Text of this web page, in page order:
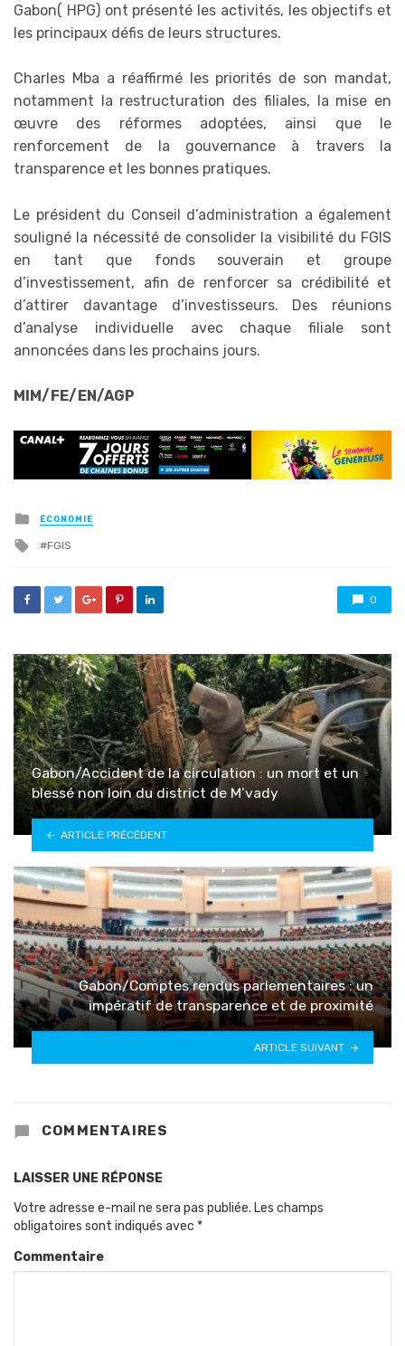
Gabon( HPG) ont présenté les activités, les objectifs et
les principaux défis de leurs structures.
Charles Mba a réaffirmé les priorités de son mandat,
notamment la restructuration des filiales, la mise en
œuvre des réformes adoptées, ainsi que le
renforcement de la gouvernance à travers la
transparence et les bonnes pratiques.
Le président du Conseil d’administration a également
souligné la nécessité de consolider la visibilité du FGIS
en tant que fonds souverain et groupe
d’investissement, afin de renforcer sa crédibilité et
d’attirer davantage d’investisseurs. Des réunions
d’analyse individuelle avec chaque filiale sont
annoncées dans les prochains jours.
MIM/FE/EN/AGP
Posted
in
ÉCONOMIE
Tagged
FGIS
0
Gabon/Accident de la circulation : un mort et un
blessé non loin du district de M’vady
ARTICLE PRÉCÉDENT
Gabon/Comptes rendus parlementaires : un
impératif de transparence et de proximité
ARTICLE SUIVANT
COMMENTAIRES
LAISSER UNE RÉPONSE
Votre adresse e-mail ne sera pas publiée. Les champs
obligatoires sont indiqués avec *
Commentaire